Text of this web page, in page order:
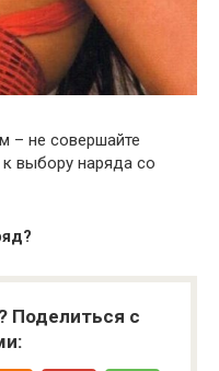
– не совершайте
выбору наряда со
Поделиться с